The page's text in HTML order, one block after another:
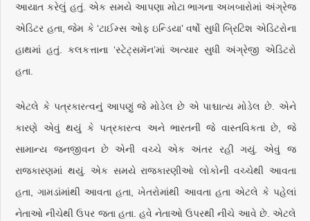
આયાત કરેલું હતું. એક સમયે આપણા મોટા ભાગના અખબારોમાં અંગ્રેજ
એડિટર હતા, જેમ કે ‘ટાઈમ્સ ઓફ ઇન્ડિયા’ વર્ષો સુધી બ્રિટિશ એડિટરોના
હાથમાં હતું. કલકત્તાના ‘સ્ટેટ્સમૅન’માં અત્યાર સુધી અંગ્રેજી એડિટરો
હતા.
એટલે કે પત્રકારત્વનું આપણું જે મોડેલ છે એ પાશ્ચાત્ય મોડેલ છે. એને
કારણે એવું થયું કે પત્રકારત્વ અને ભારતની જે વાસ્તવિકતા છે, જે
સામાન્ય જનજીવન છે એની વચ્ચે એક અંતર રહી ગયું. એવું જ
રાજકારણમાં થયું. એક સમયે રાજકારણીઓ લોકોની વચ્ચેથી આવતા
હતા, ગામડાંમાંથી આવતા હતા, ખેતરોમાંથી આવતા હતા એટલે કે પહેલાં
નેતાઓ નીચેથી ઉપર જતા હતા. હવે નેતાઓ ઉપરથી નીચે આવે છે. એટલે